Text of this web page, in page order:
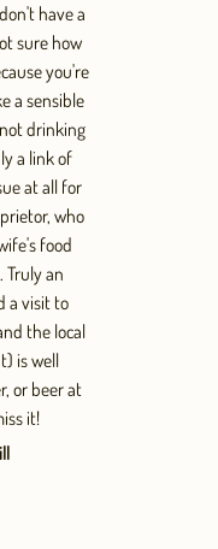
have a
sure how
you're
a sensible
drinking
a link of
at all for
who
food
an
a visit to
the local
is well
or beer at
it!